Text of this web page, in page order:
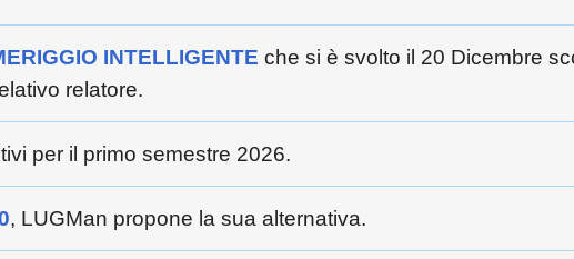
INTELLIGENTE che si è svolto il 20 Dicembre
relatore.
per il primo semestre 2026.
, LUGMan propone la sua alternativa.